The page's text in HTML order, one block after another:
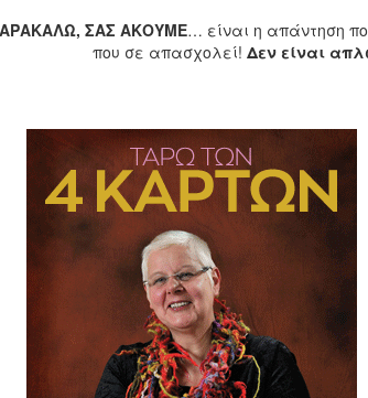
ΣΑΣ ΑΚΟΥΜΕ… είναι η απάντηση
που σε απασχολεί! Δεν είναι